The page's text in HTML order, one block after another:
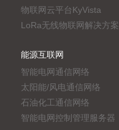
物联网云平台KyVista
LoRa无线物联网解决方案
能源互联网
智能电网通信网络
太阳能/风电通信网络
石油化工通信网络
智能电网控制管理服务器